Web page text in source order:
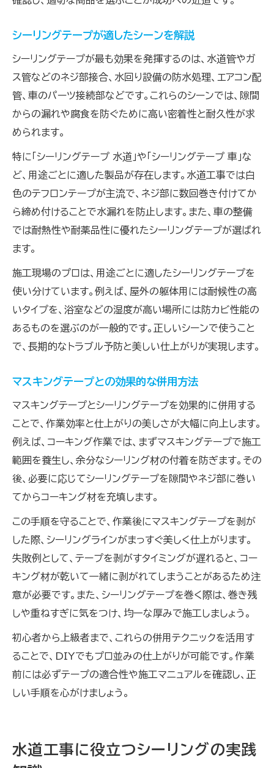
シーリングテープが適したシーンを解説
シーリングテープが最も効果を発揮するのは、水道管やガ
ス管などのネジ部接合、水回り設備の防水処理、エアコン配
管、車のパーツ接続部などです。これらのシーンでは、隙間
からの漏れや腐食を防ぐために高い密着性と耐久性が求
められます。
特に「シーリングテープ 水道」や「シーリングテープ 車」な
ど、用途ごとに適した製品が存在します。水道工事では白
色のテフロンテープが主流で、ネジ部に数回巻き付けてか
ら締め付けることで水漏れを防止します。また、車の整備
では耐熱性や耐薬品性に優れたシーリングテープが選ばれ
ます。
施工現場のプロは、用途ごとに適したシーリングテープを
使い分けています。例えば、屋外の躯体用には耐候性の高
いタイプを、浴室などの湿度が高い場所には防カビ性能の
あるものを選ぶのが一般的です。正しいシーンで使うこと
で、長期的なトラブル予防と美しい仕上がりが実現します。
マスキングテープとの効果的な併用方法
マスキングテープとシーリングテープを効果的に併用する
ことで、作業効率と仕上がりの美しさが大幅に向上します。
例えば、コーキング作業では、まずマスキングテープで施工
範囲を養生し、余分なシーリング材の付着を防ぎます。その
後、必要に応じてシーリングテープを隙間やネジ部に巻い
てからコーキング材を充填します。
この手順を守ることで、作業後にマスキングテープを剥が
した際、シーリングラインがまっすぐ美しく仕上がります。
失敗例として、テープを剥がすタイミングが遅れると、コー
キング材が乾いて一緒に剥がれてしまうことがあるため注
意が必要です。また、シーリングテープを巻く際は、巻き残
しや重ねすぎに気をつけ、均一な厚みで施工しましょう。
初心者から上級者まで、これらの併用テクニックを活用す
ることで、DIYでもプロ並みの仕上がりが可能です。作業
前には必ずテープの適合性や施工マニュアルを確認し、正
しい手順を心がけましょう。
水道工事に役立つシーリングの実践